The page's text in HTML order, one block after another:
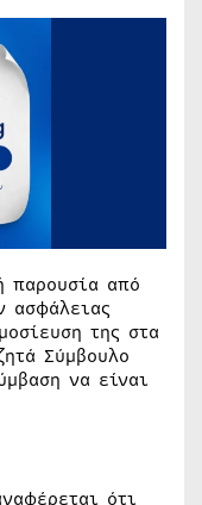
από
ασφάλειας
της στα
Σύμβουλο
να είναι
ότι